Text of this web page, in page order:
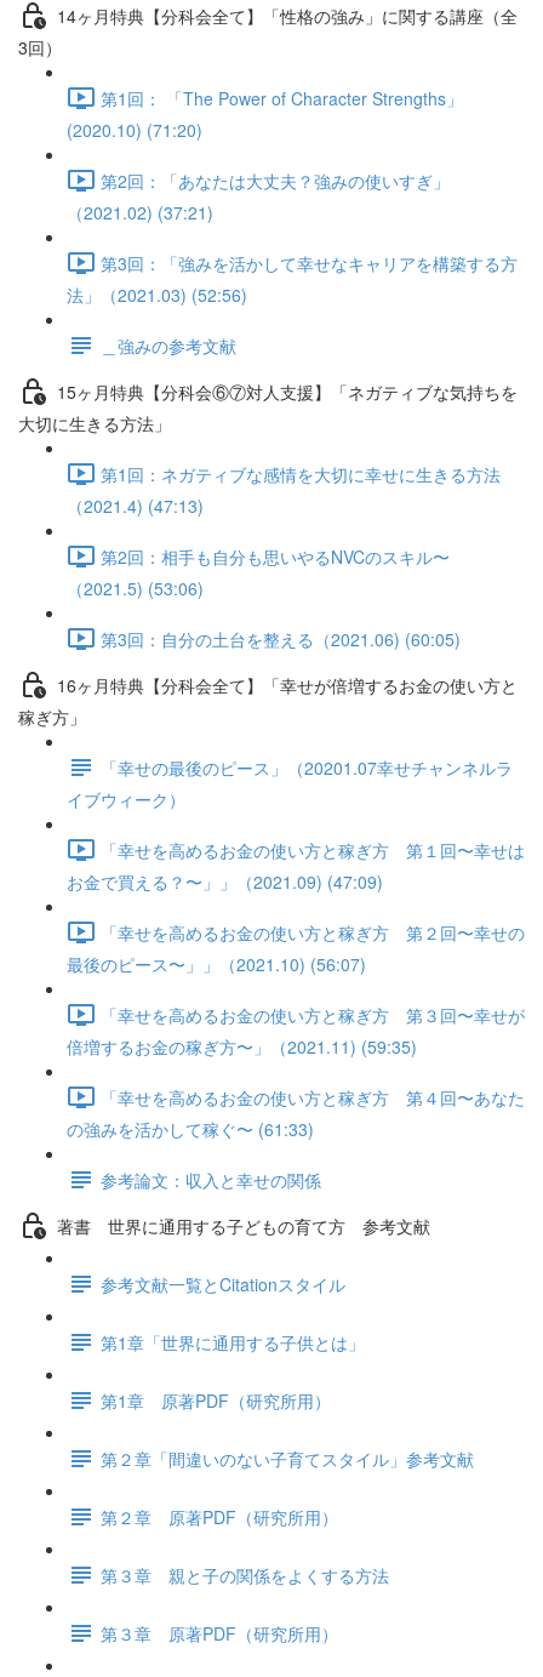
14ヶ月特典【分科会全て】「性格の強み」に関する講座（全
3回）
第1回： 「The Power of Character Strengths」
(2020.10) (71:20)
第2回：「あなたは大丈夫？強みの使いすぎ」
（2021.02) (37:21)
第3回：「強みを活かして幸せなキャリアを構築する方
法」（2021.03) (52:56)
＿強みの参考文献
15ヶ月特典【分科会⑥⑦対人支援】「ネガティブな気持ちを
大切に生きる方法」
第1回：ネガティブな感情を大切に幸せに生きる方法
（2021.4) (47:13)
第2回：相手も自分も思いやるNVCのスキル〜
（2021.5) (53:06)
第3回：自分の土台を整える（2021.06) (60:05)
16ヶ月特典【分科会全て】「幸せが倍増するお金の使い方と
稼ぎ方」
「幸せの最後のピース」（20201.07幸せチャンネルラ
イブウィーク）
「幸せを高めるお金の使い方と稼ぎ方 第１回〜幸せは
お金で買える？〜」」（2021.09) (47:09)
「幸せを高めるお金の使い方と稼ぎ方 第２回〜幸せの
最後のピース〜」」（2021.10) (56:07)
「幸せを高めるお金の使い方と稼ぎ方 第３回〜幸せが
倍増するお金の稼ぎ方〜」（2021.11) (59:35)
「幸せを高めるお金の使い方と稼ぎ方 第４回〜あなた
の強みを活かして稼ぐ〜 (61:33)
参考論文：収入と幸せの関係
著書 世界に通用する子どもの育て方 参考文献
参考文献一覧とCitationスタイル
第1章「世界に通用する子供とは」
第1章 原著PDF（研究所用）
第２章「間違いのない子育てスタイル」参考文献
第２章 原著PDF（研究所用）
第３章 親と子の関係をよくする方法
第３章 原著PDF（研究所用）